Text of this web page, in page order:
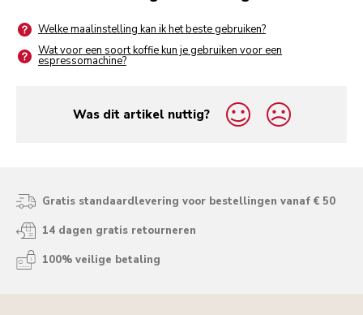
Welke maalinstelling kan ik het beste gebruiken?
Wat voor een soort koffie kun je gebruiken voor een
espressomachine?
Was dit artikel nuttig?
yes
no
Gratis standaardlevering voor bestellingen vanaf € 50
14 dagen gratis retourneren
100% veilige betaling